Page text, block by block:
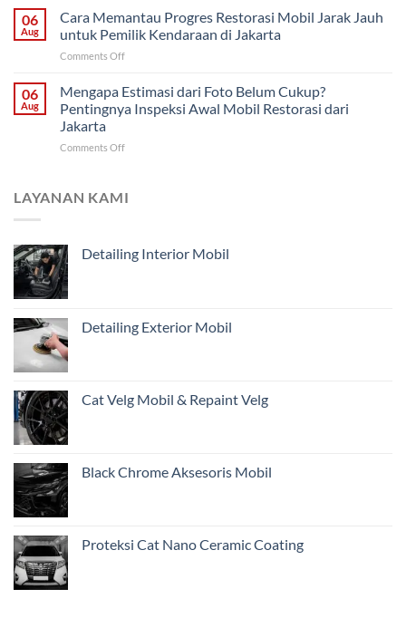
Solo
Cara
Menentukan
dari
Malang
Mobil
dari
Malang:
Mana
yang
06
Aug
Cara Memantau Progres Restorasi Mobil Jarak Jauh
untuk Pemilik Kendaraan di Jakarta
Comments Offon
Memantau
Restorasi
Jarak
Pemilik
06
Aug
Mengapa Estimasi dari Foto Belum Cukup?
Pentingnya Inspeksi Awal Mobil Restorasi dari
Jakarta
Comments Offon
dari
Pentingnya
dari
LAYANAN KAMI
Detailing Interior Mobil
Detailing Exterior Mobil
Cat Velg Mobil & Repaint Velg
Black Chrome Aksesoris Mobil
Proteksi Cat Nano Ceramic Coating